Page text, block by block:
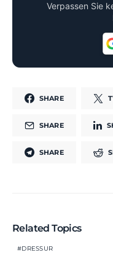
Verpassen Sie
SHARE
SHARE
SHARE
Related Topics
DRESSUR